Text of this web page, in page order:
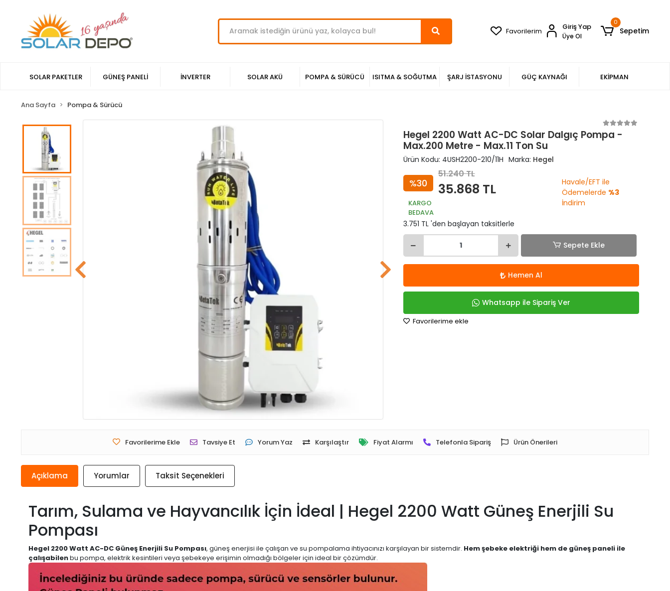
Favorilerim Giriş Yap
Üye Ol
0
Sepetim
SOLAR PAKETLER GÜNEŞ PANELİ İNVERTER SOLAR AKÜ POMPA & SÜRÜCÜ ISITMA & SOĞUTMA ŞARJ İSTASYONU GÜÇ KAYNAĞI EKİPMAN
Ana Sayfa Pompa & Sürücü
Hegel 2200 Watt AC-DC Solar Dalgıç Pompa -
Max.200 Metre - Max.11 Ton Su
Ürün Kodu: 4USH2200-210/11H Marka: Hegel
%30
51.240 TL
35.868 TL
KARGO
BEDAVA
Havale/EFT ile
Ödemelerde %3
İndirim
3.751 TL 'den başlayan taksitlerle
Sepete Ekle
Hemen Al
Whatsapp ile Sipariş Ver
Favorilerime ekle
Favorilerime Ekle Tavsiye Et Yorum Yaz Karşılaştır Fiyat Alarmı Telefonla Sipariş Ürün Önerileri
Açıklama Yorumlar Taksit Seçenekleri
Tarım, Sulama ve Hayvancılık İçin İdeal | Hegel 2200 Watt Güneş Enerjili Su
Pompası
Hegel 2200 Watt AC-DC Güneş Enerjili Su Pompası, güneş enerjisi ile çalışan ve su pompalama ihtiyacınızı karşılayan bir sistemdir. Hem şebeke elektriği hem de güneş paneli ile
çalışabilenbu pompa, elektrik kesintileri veya şebekeye erişimin olmadığı bölgeler için ideal bir çözümdür.